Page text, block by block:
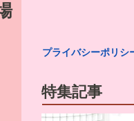
プライバシーポリシ
特集記事